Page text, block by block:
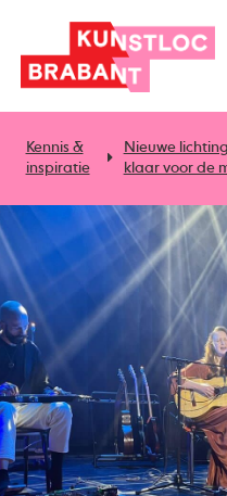
Kennis &
inspiratie
Nieuwe
klaar voor de